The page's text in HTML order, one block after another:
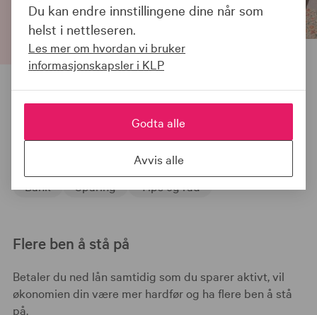
07.08.2026 kl. 12:24
07.08.2026 kl. 12:13
Bank Sparing Tips og råd
Flere ben å stå på
Betaler du ned lån samtidig som du sparer aktivt, vil
økonomien din være mer hardfør og ha flere ben å stå
på.
Du kan endre innstillingene dine når som
helst i nettleseren.
Les mer om hvordan vi bruker
informasjonskapsler i KLP
Godta alle
Avvis alle